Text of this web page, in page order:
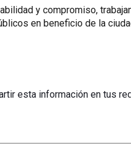
y compromiso,
en beneficio de la
esta información en tus